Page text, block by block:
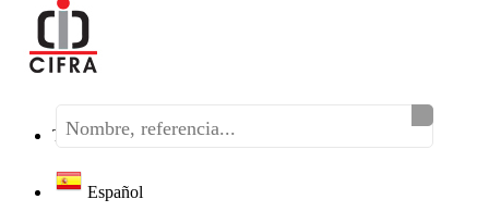
Teléfono:(+34) 968 320 046
Español